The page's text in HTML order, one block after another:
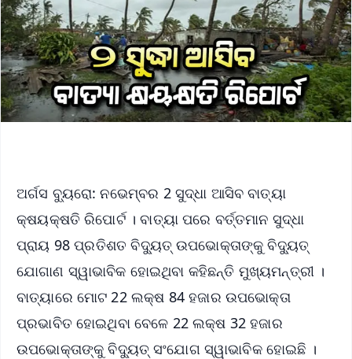
ଅର୍ଗସ ବ୍ୟୁରୋ: ନଭେମ୍ବର 2 ସୁଦ୍ଧା ଆସିବ ବାତ୍ୟା
କ୍ଷୟକ୍ଷତି ରିପୋର୍ଟ । ବାତ୍ୟା ପରେ ବର୍ତ୍ତମାନ ସୁଦ୍ଧା
ପ୍ରାୟ 98 ପ୍ରତିଶତ ବିଦ୍ୟୁତ୍ ଉପଭୋକ୍ତାଙ୍କୁ ବିଦ୍ୟୁତ୍
ଯୋଗାଣ ସ୍ୱାଭାବିକ ହୋଇଥିବା କହିଛନ୍ତି ମୁଖ୍ୟମନ୍ତ୍ରୀ ।
ବାତ୍ୟାରେ ମୋଟ 22 ଲକ୍ଷ 84 ହଜାର ଉପଭୋକ୍ତା
ପ୍ରଭାବିତ ହୋଇଥିବା ବେଳେ 22 ଲକ୍ଷ 32 ହଜାର
ଉପଭୋକ୍ତାଙ୍କୁ ବିଦ୍ୟୁତ୍ ସଂଯୋଗ ସ୍ୱାଭାବିକ ହୋଇଛି ।